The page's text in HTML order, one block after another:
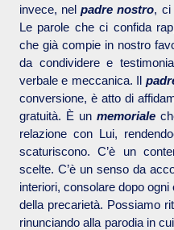
invece, nelpadre nostro, ci
Le parole che ci confida
che già compie in nostro
da condividere e
verbale e meccanica. Il
conversione, è atto di
gratuità. È unmemoriale
relazione con Lui,
scaturiscono. C’è un
scelte. C’è un senso da
interiori, consolare dopo
della precarietà. Possiamo
rinunciando alla parodia in